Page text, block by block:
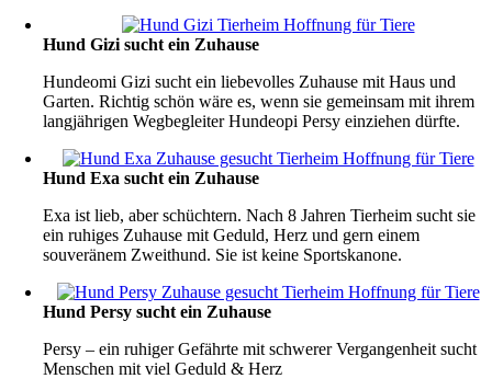
Hund Gizi sucht ein Zuhause
Hundeomi Gizi sucht ein liebevolles Zuhause mit Haus und
Garten. Richtig schön wäre es, wenn sie gemeinsam mit ihrem
langjährigen Wegbegleiter Hundeopi Persy einziehen dürfte.
Hund Exa sucht ein Zuhause
Exa ist lieb, aber schüchtern. Nach 8 Jahren Tierheim sucht sie
ein ruhiges Zuhause mit Geduld, Herz und gern einem
souveränem Zweithund. Sie ist keine Sportskanone.
Hund Persy sucht ein Zuhause
Persy – ein ruhiger Gefährte mit schwerer Vergangenheit sucht
Menschen mit viel Geduld & Herz